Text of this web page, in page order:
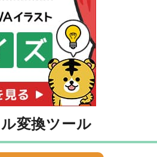
変換ツール